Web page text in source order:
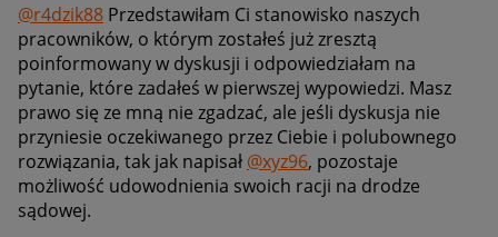
@r4dzik88 Przedstawiłam Ci stanowisko naszych
pracowników, o którym zostałeś już zresztą
poinformowany w dyskusji i odpowiedziałam na
pytanie, które zadałeś w pierwszej wypowiedzi. Masz
prawo się ze mną nie zgadzać, ale jeśli dyskusja nie
przyniesie oczekiwanego przez Ciebie i polubownego
rozwiązania, tak jak napisał @xyz96, pozostaje
możliwość udowodnienia swoich racji na drodze
sądowej.